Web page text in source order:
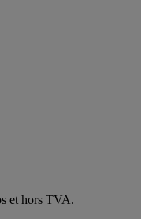
et hors TVA.